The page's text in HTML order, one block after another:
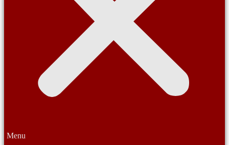
Menu